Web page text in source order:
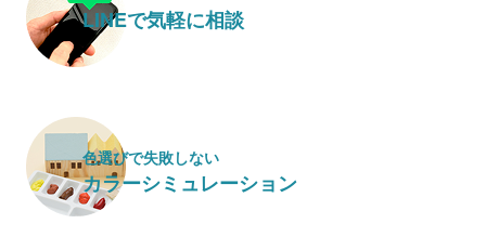
LINEで気軽に相談
色選びで失敗しない
カラーシミュレーション